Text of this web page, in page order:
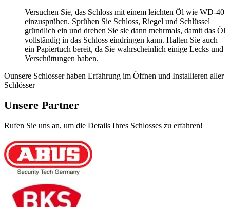
Versuchen Sie, das Schloss mit einem leichten Öl wie WD-40
einzusprühen. Sprühen Sie Schloss, Riegel und Schlüssel
gründlich ein und drehen Sie sie dann mehrmals, damit das Öl
vollständig in das Schloss eindringen kann. Halten Sie auch
ein Papiertuch bereit, da Sie wahrscheinlich einige Lecks und
Verschüttungen haben.
Ounsere Schlosser haben Erfahrung im Öffnen und Installieren aller
Schlösser
Unsere Partner
Rufen Sie uns an, um die Details Ihres Schlosses zu erfahren!